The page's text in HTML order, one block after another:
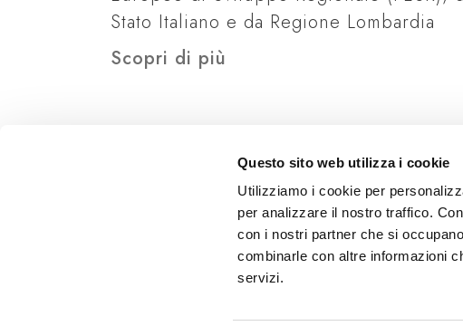
Questo sito web utilizza i cookie
Utilizziamo i cookie per
per analizzare il nostro traffico.
con i nostri partner che si
combinarle con altre informazioni
servizi.
Stato Italiano e da Regione Lombardia
Scopri di più